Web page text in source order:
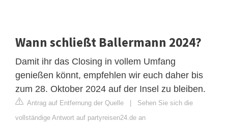
Wann schließt Ballermann 2024?
Damit ihr das Closing in vollem Umfang
genießen könnt, empfehlen wir euch daher bis
zum 28. Oktober 2024 auf der Insel zu bleiben.
Antrag auf Entfernung der Quelle
Sehen Sie sich die
vollständige Antwort auf partyreisen24.de an